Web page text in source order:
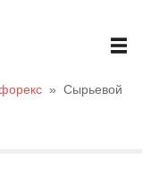
» Сырьевой